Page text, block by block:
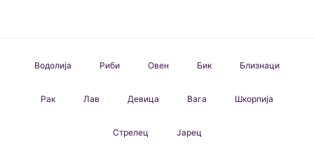
Водолија Риби Овен Бик Близнаци
Рак Лав Девица Вага Шкорпија
Стрелец Јарец